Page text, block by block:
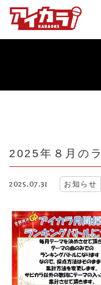
2025年８月の
2025.07.31 お知らせ